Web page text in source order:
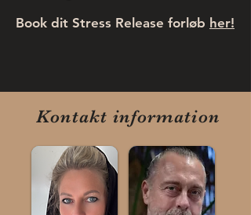
Book dit Stress Release forløb her!
Kontakt information